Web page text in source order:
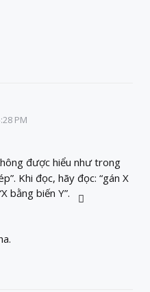
PM
được hiểu như trong
Khi đọc, hãy đọc: “gán X
bằng biến Y”.